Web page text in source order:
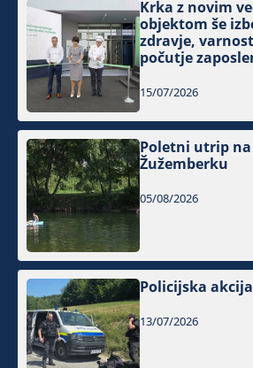
Krka z novim
objektom še
zdravje,
počutje
15/07/2026
Poletni utrip
Žužemberku
05/08/2026
Policijska
13/07/2026